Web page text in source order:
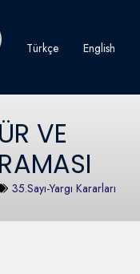
Türkçe English
VE
35.Sayı-Yargı Kararları